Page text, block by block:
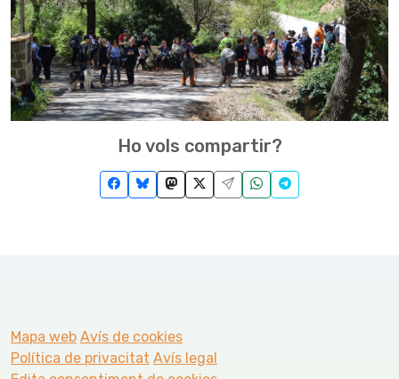
Ho vols compartir?
Mapa web Avís de cookies
Política de privacitat Avís legal